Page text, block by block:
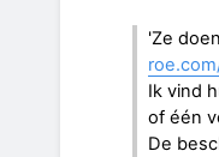
'Ze
Ik vind
of één
De